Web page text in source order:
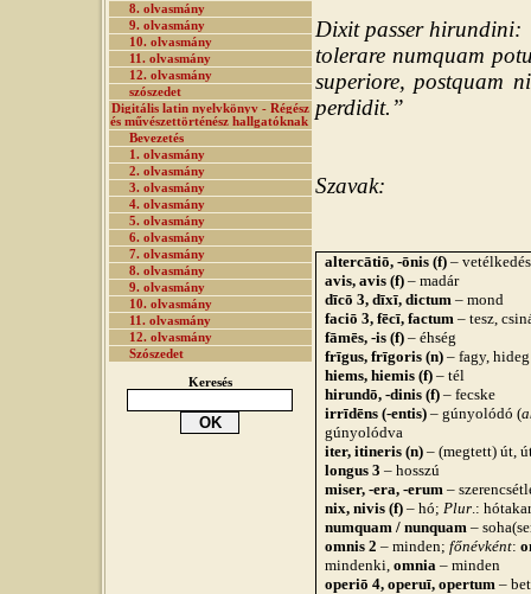
8. olvasmány
9. olvasmány
10. olvasmány
11. olvasmány
12. olvasmány
szószedet
Digitális latin nyelvkönyv - Régész
és művészettörténész hallgatóknak
Bevezetés
1. olvasmány
2. olvasmány
3. olvasmány
4. olvasmány
5. olvasmány
6. olvasmány
7. olvasmány
8. olvasmány
9. olvasmány
10. olvasmány
11. olvasmány
12. olvasmány
Szószedet
Keresés
Dixit passer hirundini:
tolerare numquam
superiore, postquam
perdidit.”
Szavak:
altercātiō, -ōnis (f)–
avis, avis (f) – madár
dīcō 3, dīxī, dictum – mond
faciō 3, fēcī, factum– tesz,
fāmēs, -is (f) – éhség
frīgus, frīgoris (n) – fagy, hideg
hiems, hiemis (f) – tél
hirundō, -dinis (f) – fecske
irrīdēns (-entis) – gúnyolódó (
gúnyolódva
iter, itineris (n) – (megtett) út,
longus 3 – hosszú
miser, -era, -erum –
nix, nivis (f) – hó; Plur.:
numquam / nunquam –
omnis 2 – minden; főnévként:
mindenki, omnia– minden
operiō 4, operuī, opertum –